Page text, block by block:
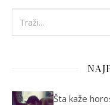
Šta kaže